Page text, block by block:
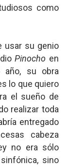
como
usar su genio
dioPinocho en
su obra
lo que quiero
el sueño de
realizar toda
entregado
cabeza
no era sólo
sino